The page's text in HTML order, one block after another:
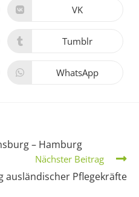
VK
Tumblr
WhatsApp
– Hamburg
Nächster Beitrag
ausländischer Pflegekräfte